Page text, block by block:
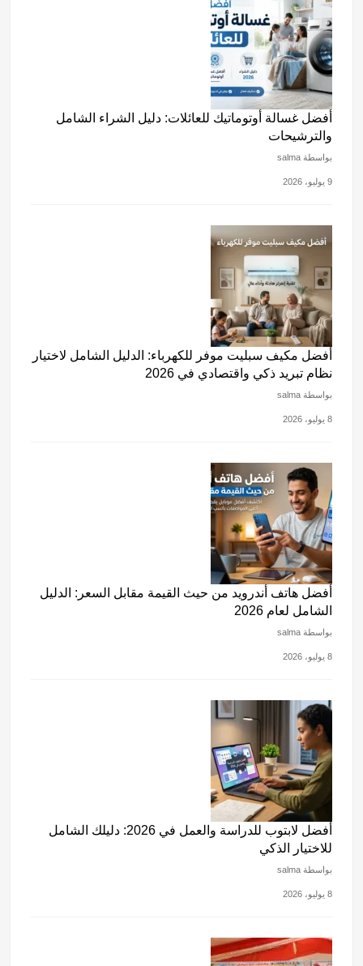
أفضل غسالة أوتوماتيك للعائلات: دليل الشراء الشامل
والترشيحات
بواسطة salma
9 يوليو، 2026
أفضل مكيف سبليت موفر للكهرباء: الدليل الشامل لاختيار
نظام تبريد ذكي واقتصادي في 2026
بواسطة salma
8 يوليو، 2026
أفضل هاتف أندرويد من حيث القيمة مقابل السعر: الدليل
الشامل لعام 2026
بواسطة salma
8 يوليو، 2026
أفضل لابتوب للدراسة والعمل في 2026: دليلك الشامل
للاختيار الذكي
بواسطة salma
8 يوليو، 2026